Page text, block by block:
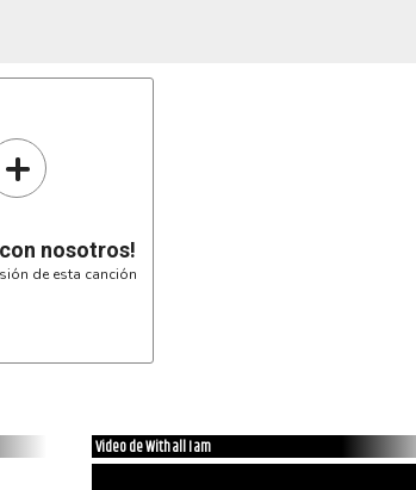
+
nosotros!
de esta canción
Video de With all I am